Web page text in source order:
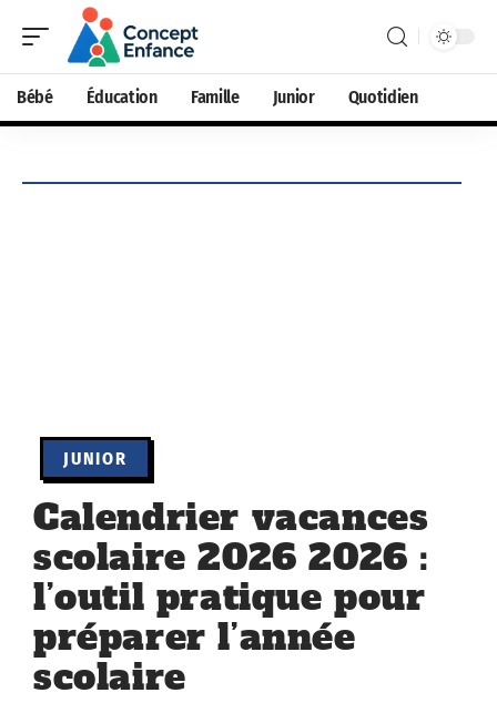
Bébé Éducation Famille Junior Quotidien
JUNIOR
Calendrier vacances
scolaire 2026 2026 :
l’outil pratique pour
préparer l’année
scolaire